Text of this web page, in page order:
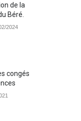
de la
Béré.
2024
congés